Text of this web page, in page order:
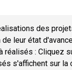
des
leur état
réalisés : Cliquez
s'affichent sur la